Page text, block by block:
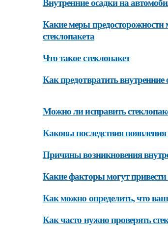
Какие меры
стеклопакета
Что такое стеклопакет
Как предотвратить внутренние
Можно ли исправить
Каковы последствия
Причины возникновения
Какие факторы могут
Как можно определить, что ваш
Как часто нужно проверять